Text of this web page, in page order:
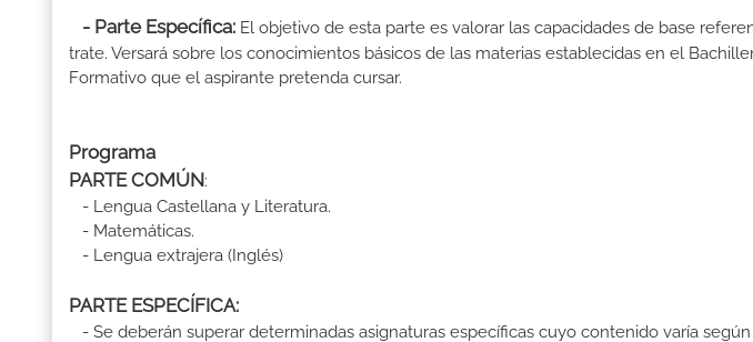
- Parte Específica: El objetivo de esta parte es valorar las capacidades de base
trate. Versará sobre los conocimientos básicos de las materias establecidas en el
Formativo que el aspirante pretenda cursar.
Programa
PARTE COMÚN:
- Lengua Castellana y Literatura.
- Matemáticas.
- Lengua extrajera (Inglés)
PARTE ESPECÍFICA:
- Se deberán superar determinadas asignaturas específicas cuyo contenido varía